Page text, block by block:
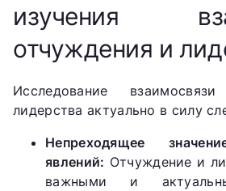
изучения
отчуждения и
Исследование
лидерства актуально в силу
Непреходящее
явлений: Отчуждение и
важными и